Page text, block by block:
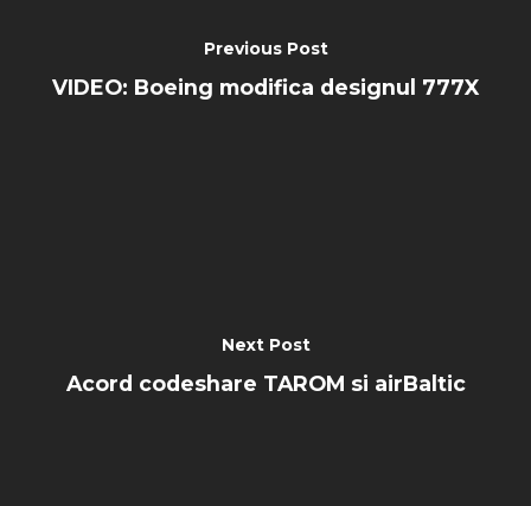
Previous Post
VIDEO: Boeing modifica designul 777X
Next Post
Acord codeshare TAROM si airBaltic